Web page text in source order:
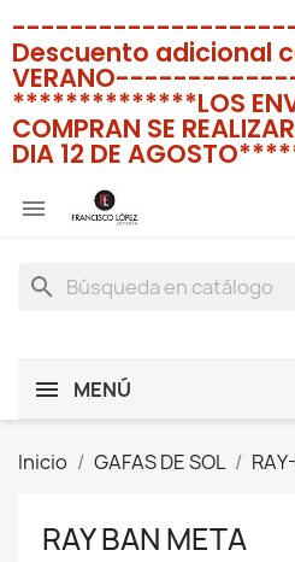
Descuento adicional
**************LOS
COMPRAN SE
DIA 12 DE

search
MENÚ
Inicio GAFAS DE SOL
RAY BAN META